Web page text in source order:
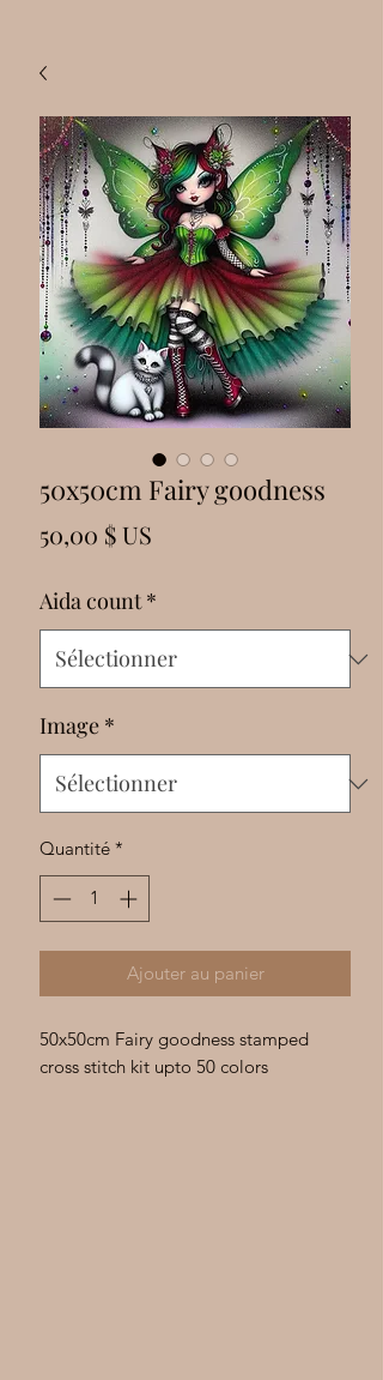
50x50cm Fairy goodness
50,00 $ US
Aida count *
Image *
Quantité *
Ajouter au panier
50x50cm Fairy goodness stamped
cross stitch kit upto 50 colors